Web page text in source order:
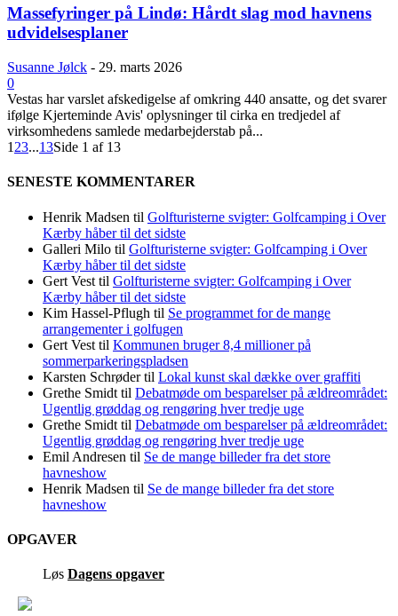
Massefyringer på Lindø: Hårdt slag mod havnens
udvidelsesplaner
Susanne Jølck - 29. marts 2026
0
Vestas har varslet afskedigelse af omkring 440 ansatte, og det svarer
ifølge Kjerteminde Avis' oplysninger til cirka en tredjedel af
virksomhedens samlede medarbejderstab på...
1 23...13Side 1 af 13
SENESTE KOMMENTARER
Henrik Madsen til Golfturisterne svigter: Golfcamping i Over
Kærby håber til det sidste
Galleri Milo til Golfturisterne svigter: Golfcamping i Over
Kærby håber til det sidste
Gert Vest til Golfturisterne svigter: Golfcamping i Over
Kærby håber til det sidste
Kim Hassel-Pflugh til Se programmet for de mange
arrangementer i golfugen
Gert Vest til Kommunen bruger 8,4 millioner på
sommerparkeringspladsen
Karsten Schrødertil Lokal kunst skal dække over graffiti
Grethe Smidt til Debatmøde om besparelser på ældreområdet:
Ugentlig grøddag og rengøring hver tredje uge
Grethe Smidt til Debatmøde om besparelser på ældreområdet:
Ugentlig grøddag og rengøring hver tredje uge
Emil Andresen til Se de mange billeder fra det store
havneshow
Henrik Madsen til Se de mange billeder fra det store
havneshow
OPGAVER
Løs Dagens opgaver